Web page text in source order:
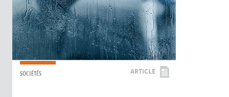
SOCIÉTÉS ARTICLE